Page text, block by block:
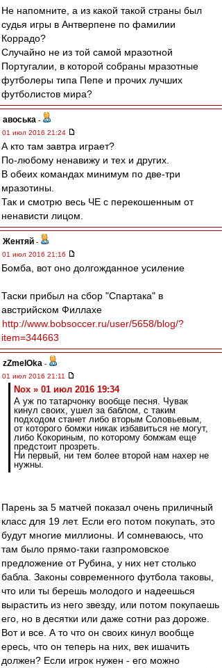
Не напомните, а из какой такой страны был
судья игры в Антверпене по фамилии
Коррадо?
Случайно не из той самой мразотной
Португалии, в которой собраны мразотные
футболеры типа Пепе и прочих лучших
футболистов мира?
авоська -
01 июл 2016 21:24
А кто там завтра играет?
По-любому ненавижу и тех и других.
В обеих командах минимум по две-три
мразотины.
Так и смотрю весь ЧЕ с перекошенным от
ненависти лицом.
Жентяй -
01 июл 2016 21:16
Бомба, вот оно долгожданное усиление
Таски прибыл на сбор "Спартака" в
австрийском Филлахе
http://www.bobsoccer.ru/user/5658/blog/?
item=344663
zZmeIOka -
01 июл 2016 21:11
Nox » 01 июл 2016 19:34
А уж по татарчонку вообще песня. Чувак
кинул своих, ушел за баблом, с таким
подходом станет либо вторым Соловьевым,
от которого бомжи никак избавиться не могут,
либо Кокориным, по которому бомжам еще
предстоит прозреть.
Ни первый, ни тем более второй нам нахер не
нужны.
Парень за 5 матчей показал очень приличный
класс для 19 лет. Если его потом покупать, это
будут многие миллионы. И сомневаюсь, что
там было прямо-таки газпромовское
предложение от Рубина, у них нет столько
бабла. Законы современного футбола таковы,
что или ты берешь молодого и надеешься
вырастить из него звезду, или потом покупаешь
его, но в десятки или даже сотни раз дороже.
Вот и все. А то что он своих кинул вообще
ересь, что он теперь на них, век ишачить
должен? Если игрок нужен - его можно